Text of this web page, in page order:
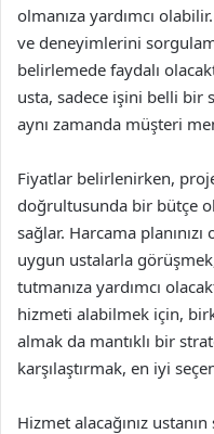
olmanıza yardımcı
ve deneyimlerini
belirlemede faydalı
usta, sadece işini belli bir
aynı zamanda müşteri
Fiyatlar belirlenirken,
doğrultusunda bir bütçe
sağlar. Harcama
uygun ustalarla
tutmanıza yardımcı
hizmeti alabilmek için,
almak da mantıklı bir
karşılaştırmak, en iyi
Hizmet alacağınız